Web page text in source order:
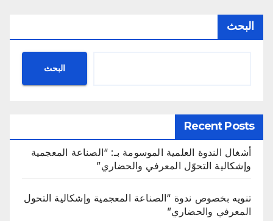
البحث
البحث
Recent Posts
أشغال الندوة العلمية الموسومة بـ: “الصناعة المعجمية
وإشكالية التحوّل المعرفي والحضاري”
تنويه بخصوص ندوة “الصناعة المعجمية وإشكالية التحول
المعرفي والحضاري”